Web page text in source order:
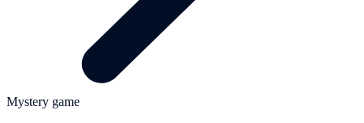
Mystery game